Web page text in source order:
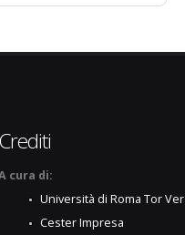
Crediti
cura di:
Università di Roma Tor
Cester Impresa